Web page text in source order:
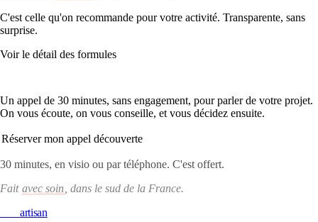
C'est celle qu'on recommande pour votre activité. Transparente, sans
surprise.
Voir le détail des formules
Un appel de 30 minutes, sans engagement, pour parler de votre projet.
On vous écoute, on vous conseille, et vous décidez ensuite.
Réserver mon appel découverte
30 minutes, en visio ou par téléphone. C'est offert.
Fait avec soin , dans le sud de la France.
Webartisan